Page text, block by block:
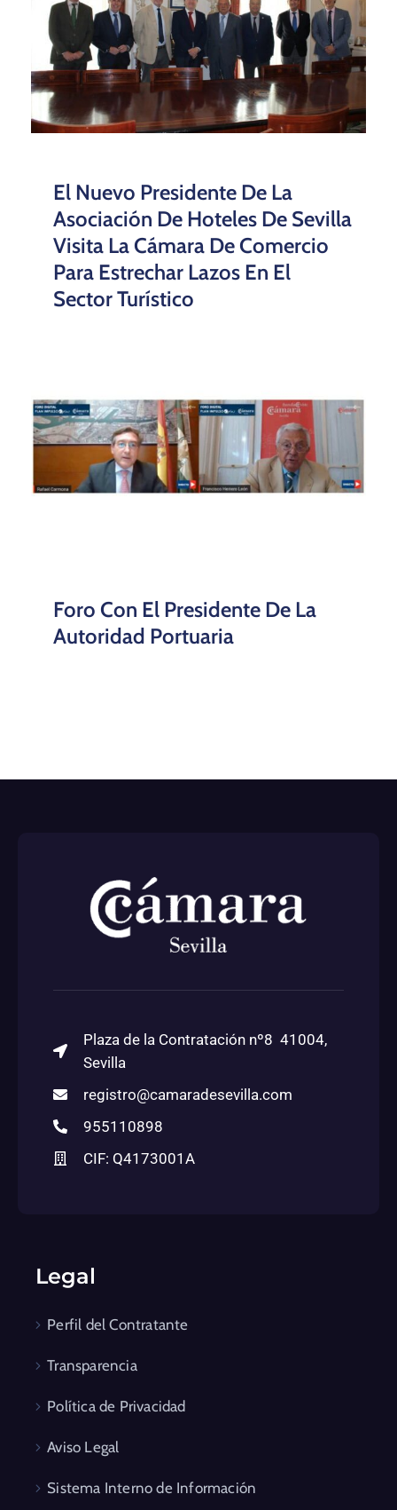
El Nuevo Presidente De La
Asociación De Hoteles De Sevilla
Visita La Cámara De Comercio
Para Estrechar Lazos En El
Sector Turístico
Foro Con El Presidente De La
Autoridad Portuaria
Plaza de la Contratación nº8 41004,
Sevilla
registro@camaradesevilla.com
955110898
CIF: Q4173001A
Legal
Perfil del Contratante
Transparencia
Política de Privacidad
Aviso Legal
Sistema Interno de Información